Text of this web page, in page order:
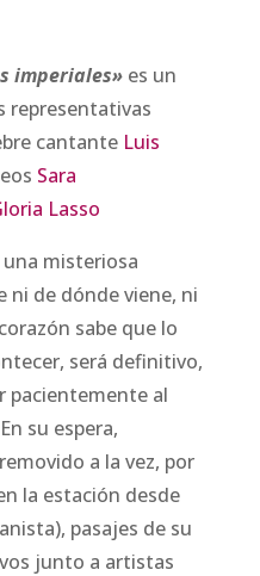
imperiales»es un
representativas
cantante Luis
Sara
Lasso
misteriosa
ni de dónde viene, ni
sabe que lo
será definitivo,
pacientemente al
su espera,
a la vez, por
la estación desde
pasajes de su
junto a artistas